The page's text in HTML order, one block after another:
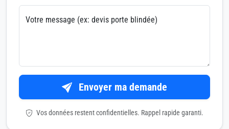
Votre message (ex: devis porte blindée)
Envoyer ma demande
Vos données restent confidentielles. Rappel rapide garanti.